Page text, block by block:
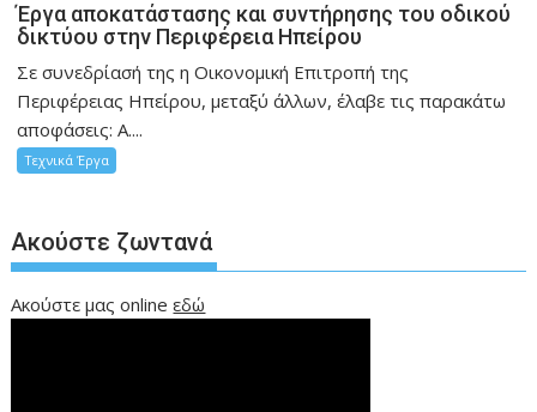
Έργα αποκατάστασης και συντήρησης του οδικού
δικτύου στην Περιφέρεια Ηπείρου
Σε συνεδρίασή της η Οικονομική Επιτροπή της
Περιφέρειας Ηπείρου, μεταξύ άλλων, έλαβε τις παρακάτω
αποφάσεις: Α....
Τεχνικά Έργα
Ακούστε ζωντανά
Ακούστε μας onlineεδώ